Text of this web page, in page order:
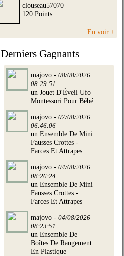
clouseau57070
120 Points
En voir +
Derniers Gagnants
majovo - 08/08/2026
08:29:51
un Jouet D'Éveil Ufo
Montessori Pour Bébé
majovo - 07/08/2026
06:46:06
un Ensemble De Mini
Fausses Crottes -
Farces Et Attrapes
majovo - 04/08/2026
08:26:24
un Ensemble De Mini
Fausses Crottes -
Farces Et Attrapes
majovo - 04/08/2026
08:23:51
un Ensemble De
Boîtes De Rangement
En Plastique